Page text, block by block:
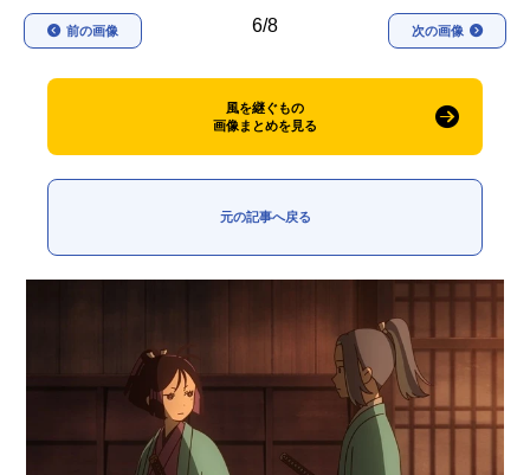
6/8
前の画像 次の画像
風を継ぐもの
画像まとめを見る
元の記事へ戻る